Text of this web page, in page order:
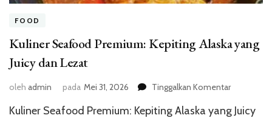
FOOD
Kuliner Seafood Premium: Kepiting Alaska yang
Juicy dan Lezat
oleh admin pada Mei 31, 2026 Tinggalkan Komentarpada
Seafood
Kuliner Seafood Premium: Kepiting Alaska yang Juicy